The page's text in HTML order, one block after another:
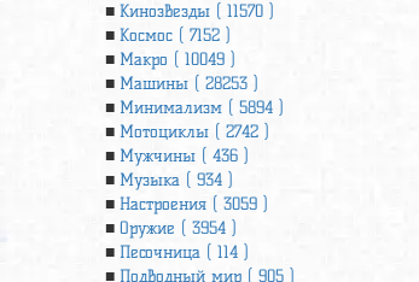
Кинозвезды ( 11570 )
Космос ( 7152 )
Макро ( 10049 )
Машины ( 28253 )
Минимализм ( 5894 )
Мотоциклы ( 2742 )
Мужчины ( 436 )
Музыка ( 934 )
Настроения ( 3059 )
Оружие ( 3954 )
Песочница ( 114 )
Подводный мир ( 905 )